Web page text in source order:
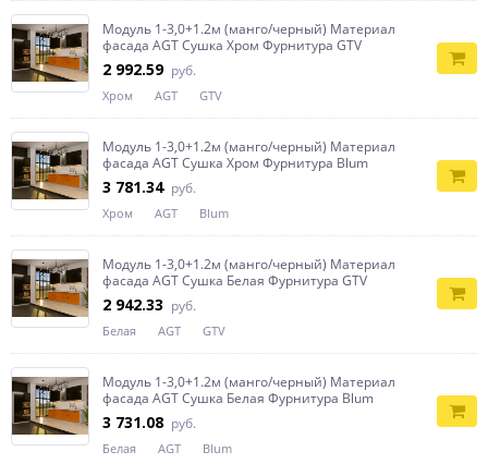
Модуль 1-3,0+1.2м (манго/черный) Материал
фасада AGT Сушка Хром Фурнитура GTV
2 992.59 руб.
Хром AGT GTV
Модуль 1-3,0+1.2м (манго/черный) Материал
фасада AGT Сушка Хром Фурнитура Blum
3 781.34 руб.
Хром AGT Blum
Модуль 1-3,0+1.2м (манго/черный) Материал
фасада AGT Сушка Белая Фурнитура GTV
2 942.33 руб.
Белая AGT GTV
Модуль 1-3,0+1.2м (манго/черный) Материал
фасада AGT Сушка Белая Фурнитура Blum
3 731.08 руб.
Белая AGT Blum